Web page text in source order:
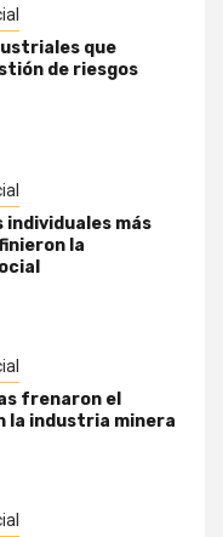
que
de riesgos
individuales más
la
frenaron el
industria minera